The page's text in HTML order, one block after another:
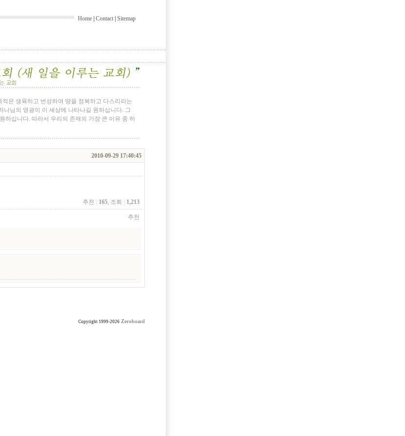
Home Contact Sitemap
은 생육하고 번성하여 땅을 정복하고 다스리라는
님의 영광이 이 세상에 나타나길 원하십니다. 그
하십니다. 따라서 우리의 존재의 가장 큰 이유 중 하
2010-09-29 17:40:45
추천 : 165, 조회 : 1,213
추천
Copyright 1999-2026 Zeroboard